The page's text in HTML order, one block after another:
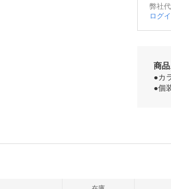
弊社
ログ
商
●カ
●個